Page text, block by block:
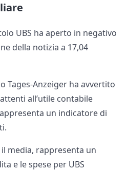
UBS ha aperto in negativo
della notizia a 17,04
Tages-Anzeiger ha avvertito
all’utile contabile
un indicatore di
media, rappresenta un
e le spese per UBS